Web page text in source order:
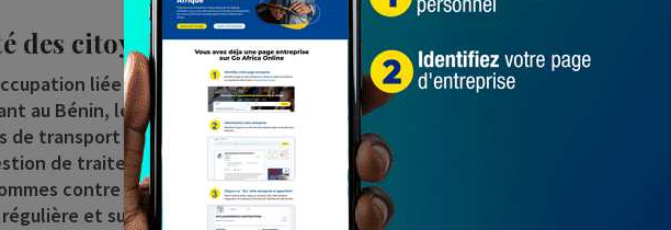
des citoyens
liée à l’exigence de la conformité vis-à-vis des règles
au Bénin, les sanctions de la direction des transports terrestre et
de transport Yango Gozem, posent la question de sécurité des
de traitement sélectif. D’ailleurs, le directeur Jacques Ayadji l’a
contre l’activité, bien au contraire. Mais il faut quand même que ça
et surtout pour la sécurité des usagers ».